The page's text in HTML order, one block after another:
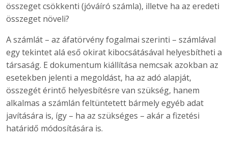
összeget csökkenti (jóváíró számla), illetve ha az eredeti
összeget növeli?
A számlát – az áfatörvény fogalmai szerinti – számlával
egy tekintet alá eső okirat kibocsátásával helyesbítheti a
társaság. E dokumentum kiállítása nemcsak azokban az
esetekben jelenti a megoldást, ha az adó alapját,
összegét érintő helyesbítésre van szükség, hanem
alkalmas a számlán feltüntetett bármely egyéb adat
javítására is, így – ha az szükséges – akár a fizetési
határidő módosítására is.